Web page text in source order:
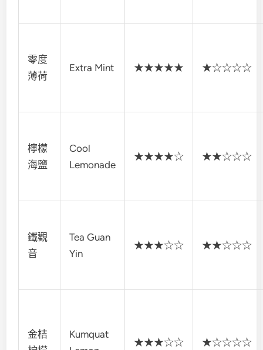
零度
薄荷
Extra Mint ★★★★★ ★☆☆☆☆
檸檬
海鹽
Cool
Lemonade
★★★★☆ ★★☆☆☆
鐵觀
音
Tea Guan
Yin
★★★☆☆ ★★☆☆☆
金桔
Kumquat
★★★☆☆ ★☆☆☆☆